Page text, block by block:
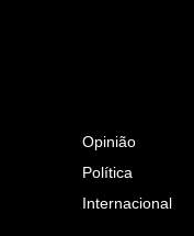
Opinião
Política
Internacional